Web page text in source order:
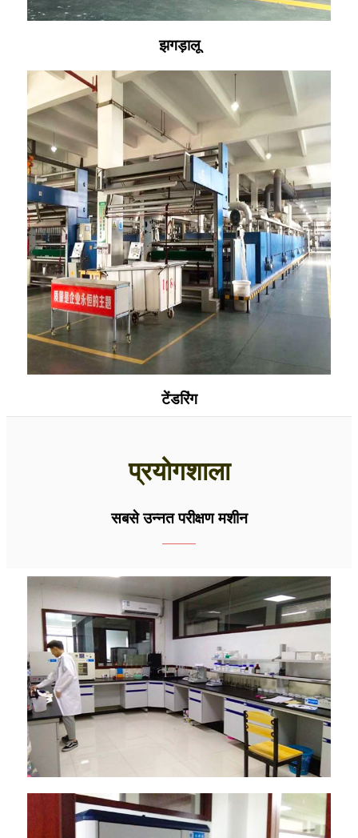
झगड़ालू
टेंडरिंग
प्रयोगशाला
सबसे उन्नत परीक्षण मशीन